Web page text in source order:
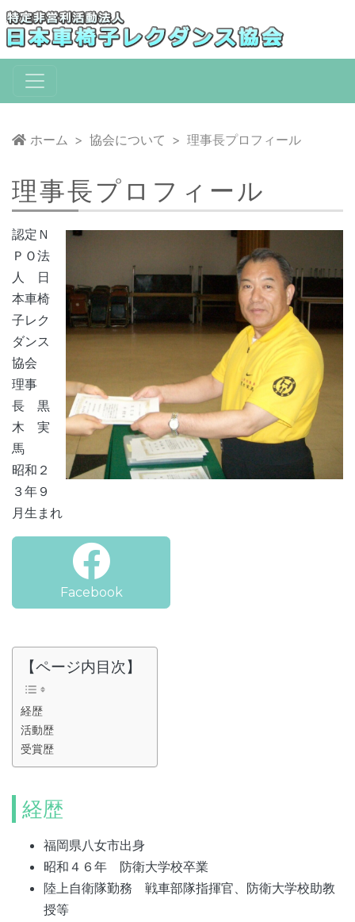
コ
ン
テ
ホーム 協会について 理事長プロフィール
理事長プロフィール
認定Ｎ
ＰＯ法
人 日
本車椅
子レク
ダンス
協会
理事
長 黒
木 実
馬
昭和２
３年９
月生まれ
Facebook
【ページ内目次】
経歴
活動歴
受賞歴
経歴
福岡県八女市出身
昭和４６年 防衛大学校卒業
陸上自衛隊勤務 戦車部隊指揮官、防衛大学校助教
授等